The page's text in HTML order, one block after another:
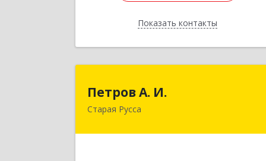
Показать контакты
Назад
Петров А. И.
Старая Русса
Старая Русса, пер.Волотовский, д.23